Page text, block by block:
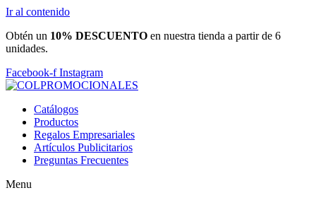
Ir al contenido
Obtén un 10% DESCUENTO en nuestra tienda a partir de 6
unidades.
Facebook-f Instagram
Catálogos
Productos
Regalos Empresariales
Artículos Publicitarios
Preguntas Frecuentes
Menu